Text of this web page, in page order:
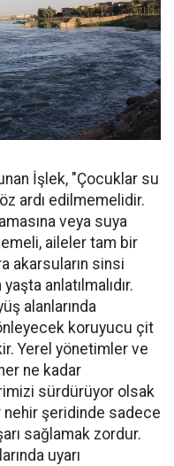
İşlek, "Çocuklar su
ardı edilmemelidir.
veya suya
aileler tam bir
akarsuların sinsi
anlatılmalıdır.
alanlarında
koruyucu çit
Yerel yönetimler ve
ne kadar
sürdürüyor olsak
şeridinde sadece
sağlamak zordur.
uyarı